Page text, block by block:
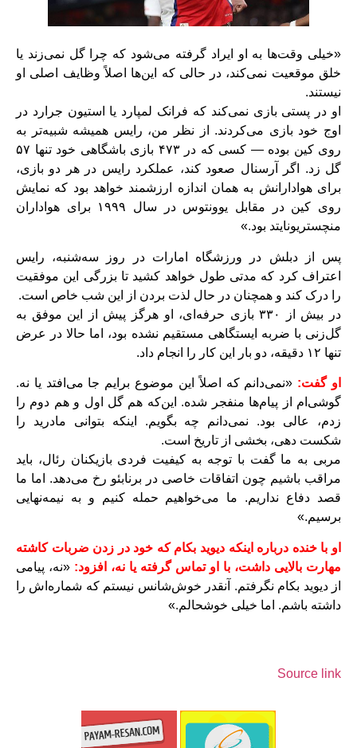
«خیلی وقت‌ها به او ایراد گرفته می‌شود که چرا گل نمی‌زند یا
خلق موقعیت نمی‌کند، در حالی که این‌ها اصلاً وظایف اصلی او
نیستند.
او در پستی بازی نمی‌کند که فرانک لمپارد یا استیون جرارد در
اوج خود بازی می‌کردند. از نظر من، رایس همیشه شبیه‌تر به
روی کین بوده — کسی که در ۴۷۳ بازی باشگاهی خود تنها ۵۷
گل زد. اگر آرسنال صعود کند، عملکرد رایس در هر دو بازی،
برای هوادارانش به همان اندازه ارزشمند خواهد بود که نمایش
روی کین در مقابل یوونتوس در سال ۱۹۹۹ برای هواداران
منچستریونایتد بود.»
پس از دبلش در ورزشگاه امارات در روز سه‌شنبه، رایس
اعتراف کرد که مدتی طول خواهد کشید تا بزرگی این موفقیت
را درک کند و همچنان در حال لذت بردن از این شب خاص است.
در بیش از ۳۳۰ بازی حرفه‌ای، او هرگز پیش از این موفق به
گل‌زنی با ضربه ایستگاهی مستقیم نشده بود، اما حالا در عرض
تنها ۱۲ دقیقه، دو بار این کار را انجام داد.
او گفت: «نمی‌دانم که اصلاً این موضوع برایم جا می‌افتد یا نه.
گوشی‌ام از پیام‌ها منفجر شده. این‌که هم گل اول و هم دوم را
زدم، عالی بود. نمی‌دانم چه بگویم. اینکه بتوانی مادرید را
شکست دهی، بخشی از تاریخ است.
مربی به ما گفت با توجه به کیفیت فردی بازیکنان رئال، باید
مراقب باشیم چون اتفاقات خاصی در برنابئو رخ می‌دهد. اما ما
قصد دفاع نداریم. ما می‌خواهیم حمله کنیم و به نیمه‌نهایی
برسیم.»
او با خنده درباره اینکه دیوید بکام که خود در زدن ضربات کاشته
مهارت بالایی داشت، با او تماس گرفته یا نه، افزود: «نه، پیامی
از دیوید بکام نگرفتم. آنقدر خوش‌شانس نیستم که شماره‌اش را
داشته باشم. اما خیلی خوشحالم.»
Source link